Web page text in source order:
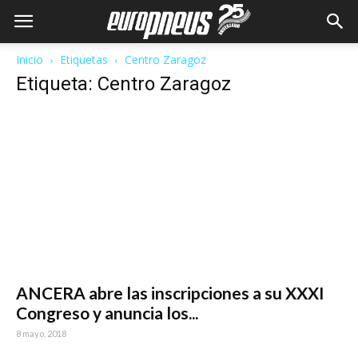
Inicio Etiquetas Centro Zaragoz
Etiqueta: Centro Zaragoz
ANCERA abre las inscripciones a su XXXI
Congreso y anuncia los...
8 mayo, 2018